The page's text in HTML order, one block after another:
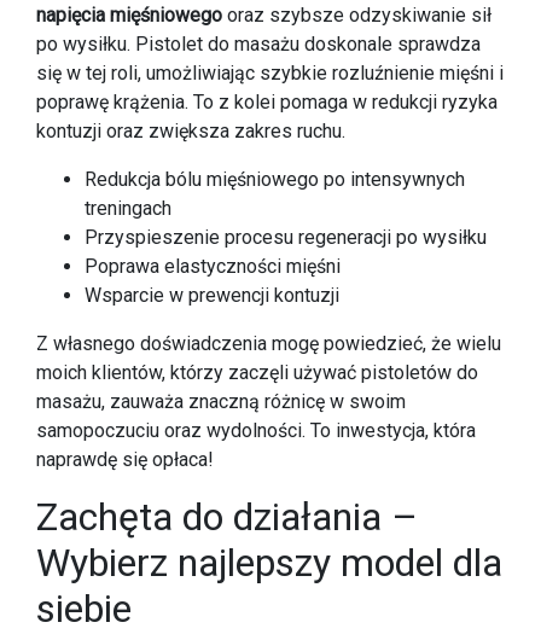
napięcia mięśniowego oraz szybsze odzyskiwanie sił
po wysiłku. Pistolet do masażu doskonale sprawdza
się w tej roli, umożliwiając szybkie rozluźnienie mięśni i
poprawę krążenia. To z kolei pomaga w redukcji ryzyka
kontuzji oraz zwiększa zakres ruchu.
Redukcja bólu mięśniowego po intensywnych
treningach
Przyspieszenie procesu regeneracji po wysiłku
Poprawa elastyczności mięśni
Wsparcie w prewencji kontuzji
Z własnego doświadczenia mogę powiedzieć, że wielu
moich klientów, którzy zaczęli używać pistoletów do
masażu, zauważa znaczną różnicę w swoim
samopoczuciu oraz wydolności. To inwestycja, która
naprawdę się opłaca!
Zachęta do działania –
Wybierz najlepszy model dla
siebie